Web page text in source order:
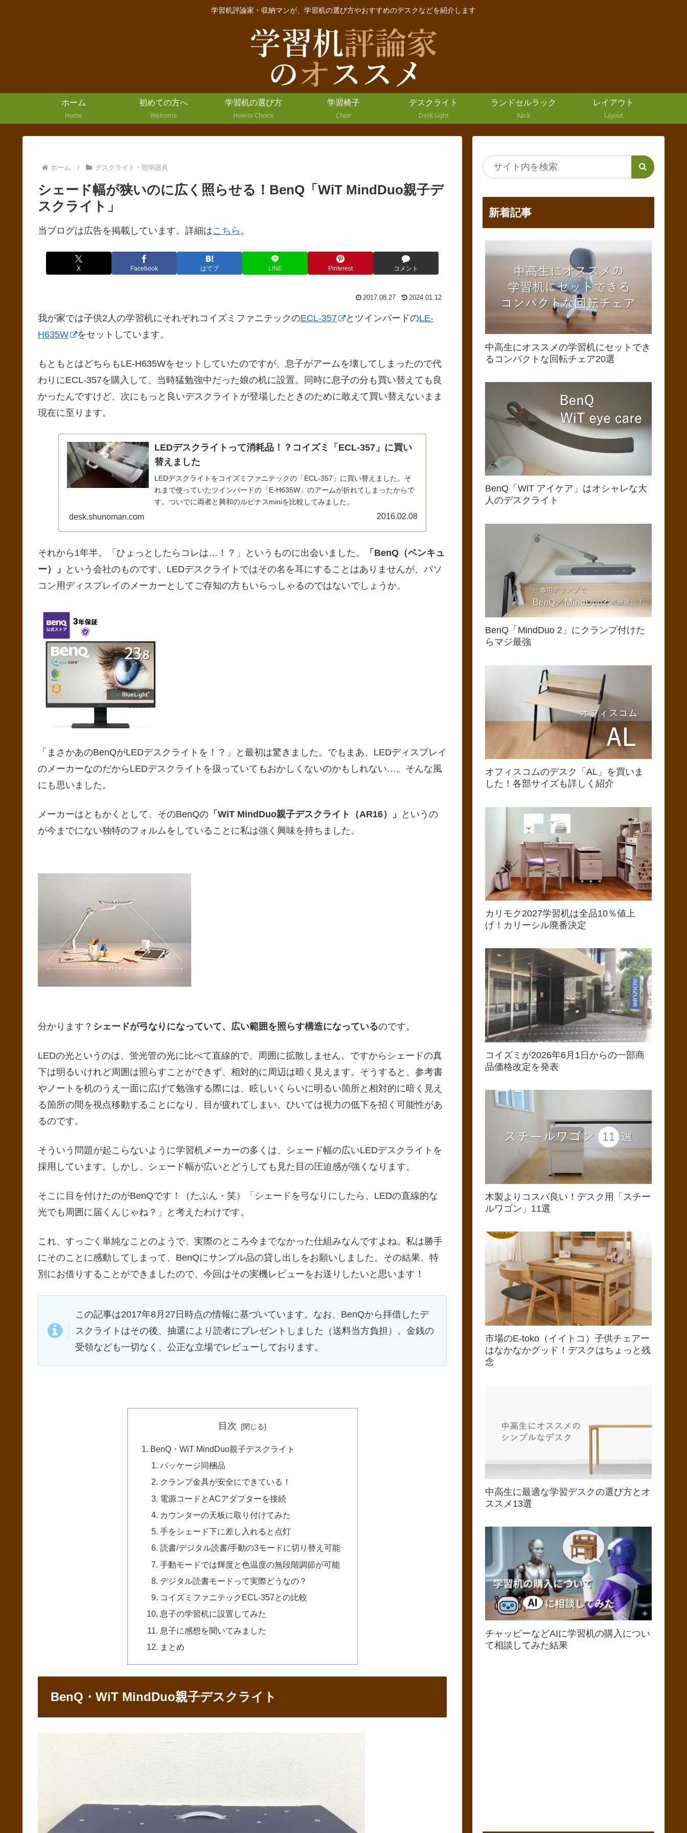
学習机評論家・収納マンが、学習机の選び方やおすすめのデスクなどを紹介します
ホーム
Home
初めての方へ
Welcome
学習机の選び方
How to Choice
学習椅子
Chair
デスクライト
Desk Light
ランドセルラック
Rack
レイアウト
Layout
ホーム デスクライト・照明器具
シェード幅が狭いのに広く照らせる！BenQ「WiT MindDuo親子デ
スクライト」
当ブログは広告を掲載しています。詳細はこちら 。
X Facebook はてブ LINE Pinterest コメント
2017.08.27 2024.01.12
我が家では子供2人の学習机にそれぞれコイズミファニテックのECL-357 とツインバードのLE-
H635W
をセットしています。
もともとはどちらもLE-H635Wをセットしていたのですが、息子がアームを壊してしまったので代
わりにECL-357を購入して、当時猛勉強中だった娘の机に設置。同時に息子の分も買い替えても良
かったんですけど、次にもっと良いデスクライトが登場したときのために敢えて買い替えないまま
現在に至ります。
LEDデスクライトって消耗品！？コイズミ「ECL-357」に買い
替えました
LEDデスクライトをコイズミファニテックの「ECL-357」に買い替えました。そ
れまで使っていたツインバードの「E-H635W」のアームが折れてしまったからで
す。ついでに両者と興和のルピナスminiを比較してみました。
desk.shunoman.com 2016.02.08
それから1年半。「ひょっとしたらコレは…！？」というものに出会いました。
「BenQ（ベンキュ
ー）」
という会社のものです。LEDデスクライトではその名を耳にすることはありませんが、パソ
コン用ディスプレイのメーカーとしてご存知の方もいらっしゃるのではないでしょうか。
「まさかあのBenQがLEDデスクライトを！？」と最初は驚きました。でもまあ、LEDディスプレイ
のメーカーなのだからLEDデスクライトを扱っていてもおかしくないのかもしれない…。そんな風
にも思いました。
メーカーはともかくとして、そのBenQの 「WiT MindDuo親子デスクライト（AR16）」
というの
が今までにない独特のフォルムをしていることに私は強く興味を持ちました。
分かります？ シェードが弓なりになっていて、広い範囲を照らす構造になっているのです。
LEDの光というのは、蛍光管の光に比べて直線的で、周囲に拡散しません。ですからシェードの真
下は明るいけれど周囲は照らすことができず、相対的に周辺は暗く見えます。そうすると、参考書
やノートを机のうえ一面に広げて勉強する際には、眩しいくらいに明るい箇所と相対的に暗く見え
る箇所の間を視点移動することになり、目が疲れてしまい、ひいては視力の低下を招く可能性があ
るのです。
そういう問題が起こらないように学習机メーカーの多くは、シェード幅の広いLEDデスクライトを
採用しています。しかし、シェード幅が広いとどうしても見た目の圧迫感が強くなります。
そこに目を付けたのがBenQです！（たぶん・笑）「シェードを弓なりにしたら、LEDの直線的な
光でも周囲に届くんじゃね？」と考えたわけです。
これ、すっごく単純なことのようで、実際のところ今までなかった仕組みなんですよね。私は勝手
にそのことに感動してしまって、BenQにサンプル品の貸し出しをお願いしました。その結果、特
別にお借りすることができましたので、今回はその実機レビューをお送りしたいと思います！
この記事は2017年8月27日時点の情報に基づいています。なお、BenQから拝借したデ
スクライトはその後、抽選により読者にプレゼントしました（送料当方負担）。金銭の
受領なども一切なく、公正な立場でレビューしております。
目次
BenQ・WiT MindDuo親子デスクライト
パッケージ同梱品
クランプ金具が安全にできている！
電源コードとACアダプターを接続
カウンターの天板に取り付けてみた
手をシェード下に差し入れると点灯
読書/デジタル読書/手動の3モードに切り替え可能
手動モードでは輝度と色温度の無段階調節が可能
デジタル読書モードって実際どうなの？
コイズミファニテックECL-357との比較
息子の学習机に設置してみた
息子に感想を聞いてみました
まとめ
BenQ・WiT MindDuo親子デスクライト
新着記事
中高生にオススメの学習机にセットでき
るコンパクトな回転チェア20選
BenQ「WiT アイケア」はオシャレな大
人のデスクライト
BenQ「MindDuo 2」にクランプ付けた
らマジ最強
オフィスコムのデスク「AL」を買いま
した！各部サイズも詳しく紹介
カリモク2027学習机は全品10％値上
げ！カリーシル廃番決定
コイズミが2026年6月1日からの一部商
品価格改定を発表
木製よりコスパ良い！デスク用「スチー
ルワゴン」11選
市場のE-toko（イイトコ）子供チェアー
はなかなかグッド！デスクはちょっと残
念
中高生に最適な学習デスクの選び方とオ
ススメ13選
チャッピーなどAIに学習机の購入につい
て相談してみた結果